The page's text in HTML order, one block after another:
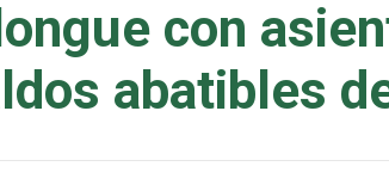
con
abatibles